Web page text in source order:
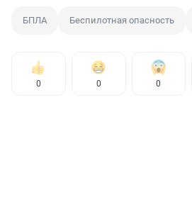
БПЛА Беспилотная опасность
0 0 0